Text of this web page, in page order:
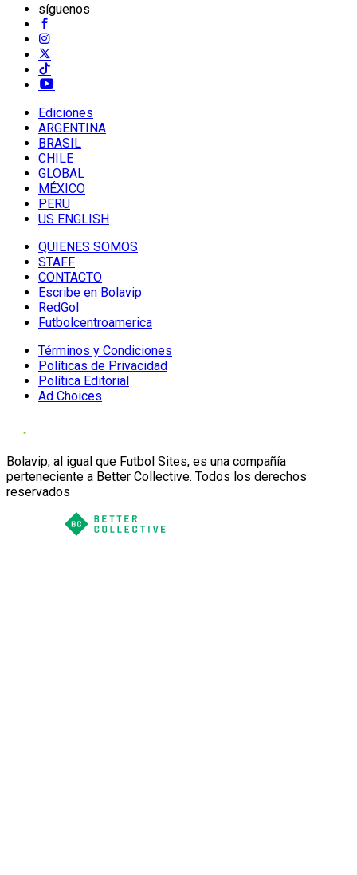
síguenos
Ediciones
ARGENTINA
BRASIL
CHILE
GLOBAL
MÉXICO
PERU
US ENGLISH
QUIENES SOMOS
STAFF
CONTACTO
Escribe en Bolavip
RedGol
Futbolcentroamerica
Términos y Condiciones
Políticas de Privacidad
Política Editorial
Ad Choices
Bolavip, al igual que Futbol Sites, es una compañía
perteneciente a Better Collective. Todos los derechos
reservados